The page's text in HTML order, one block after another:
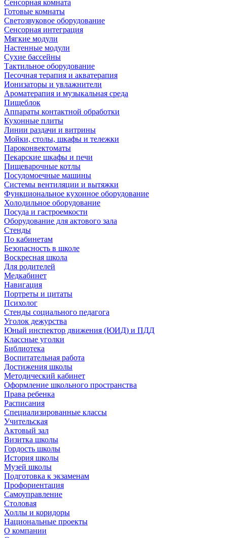
Сенсорная комната
Готовые комнаты
Светозвуковое оборудование
Сенсорная интеграция
Мягкие модули
Настенные модули
Сухие бассейны
Тактильное оборудование
Песочная терапия и акватерапия
Ионизаторы и увлажнители
Ароматерапия и музыкальная среда
Пищеблок
Аппараты контактной обработки
Кухонные плиты
Линии раздачи и витрины
Мойки, столы, шкафы и тележки
Пароконвектоматы
Пекарские шкафы и печи
Пищеварочные котлы
Посудомоечные машины
Системы вентиляции и вытяжки
Функциональное кухонное оборудование
Холодильное оборудование
Посуда и гастроемкости
Оборудование для актового зала
Стенды
По кабинетам
Безопасность в школе
Воскресная школа
Для родителей
Медкабинет
Навигация
Портреты и цитаты
Психолог
Стенды социального педагога
Уголок дежурства
Юный инспектор движения (ЮИД) и ПДД
Классные уголки
Библиотека
Воспитательная работа
Достижения школы
Методический кабинет
Оформление школьного пространства
Права ребенка
Расписания
Специализированные классы
Учительская
Актовый зал
Визитка школы
Гордость школы
История школы
Музей школы
Подготовка к экзаменам
Профориентация
Самоуправление
Столовая
Холлы и коридоры
Национальные проекты
О компании